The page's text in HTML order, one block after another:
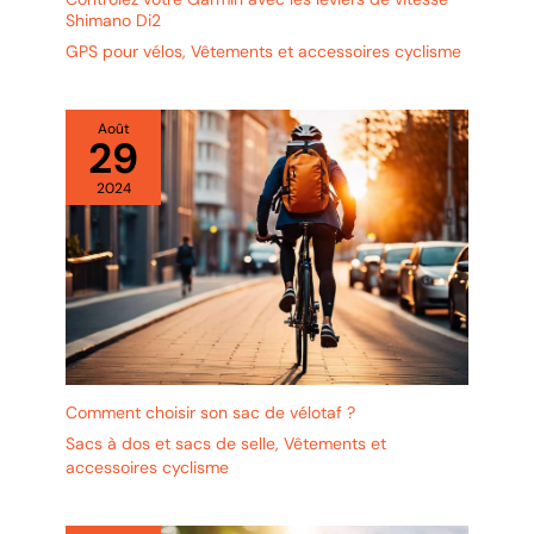
remplacement de produit. Nous
Shimano Di2
GPS pour vélos, Vêtements et accessoires cyclisme
Août
29
2024
Comment choisir son sac de vélotaf ?
Sacs à dos et sacs de selle, Vêtements et
accessoires cyclisme